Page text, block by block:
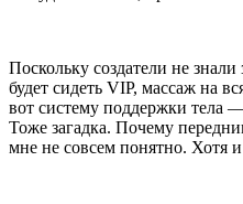
Поскольку создатели не знали
будет сидеть VIP, массаж на
вот систему поддержки тела
Тоже загадка. Почему
мне не совсем понятно. Хотя и